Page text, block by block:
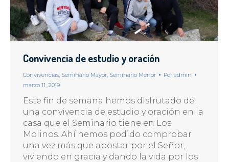
Convivencia de estudio y oración
Convivencias Seminario Mayor Seminario Menor Por admin
marzo 11, 2019
Este fin de semana hemos disfrutado de
una convivencia de estudio y oración en la
casa que el Seminario tiene en Los
Molinos. Ahí hemos podido comprobar
una vez más que apostar por el Señor,
viviendo en gracia y dando la vida por los